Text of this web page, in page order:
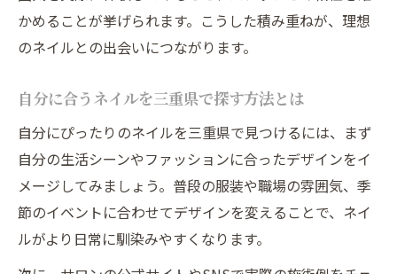
かめることが挙げられます。こうした積み重ねが、理想
のネイルとの出会いにつながります。
自分に合うネイルを三重県で探す方法とは
自分にぴったりのネイルを三重県で見つけるには、まず
自分の生活シーンやファッションに合ったデザインをイ
メージしてみましょう。普段の服装や職場の雰囲気、季
節のイベントに合わせてデザインを変えることで、ネイ
ルがより日常に馴染みやすくなります。